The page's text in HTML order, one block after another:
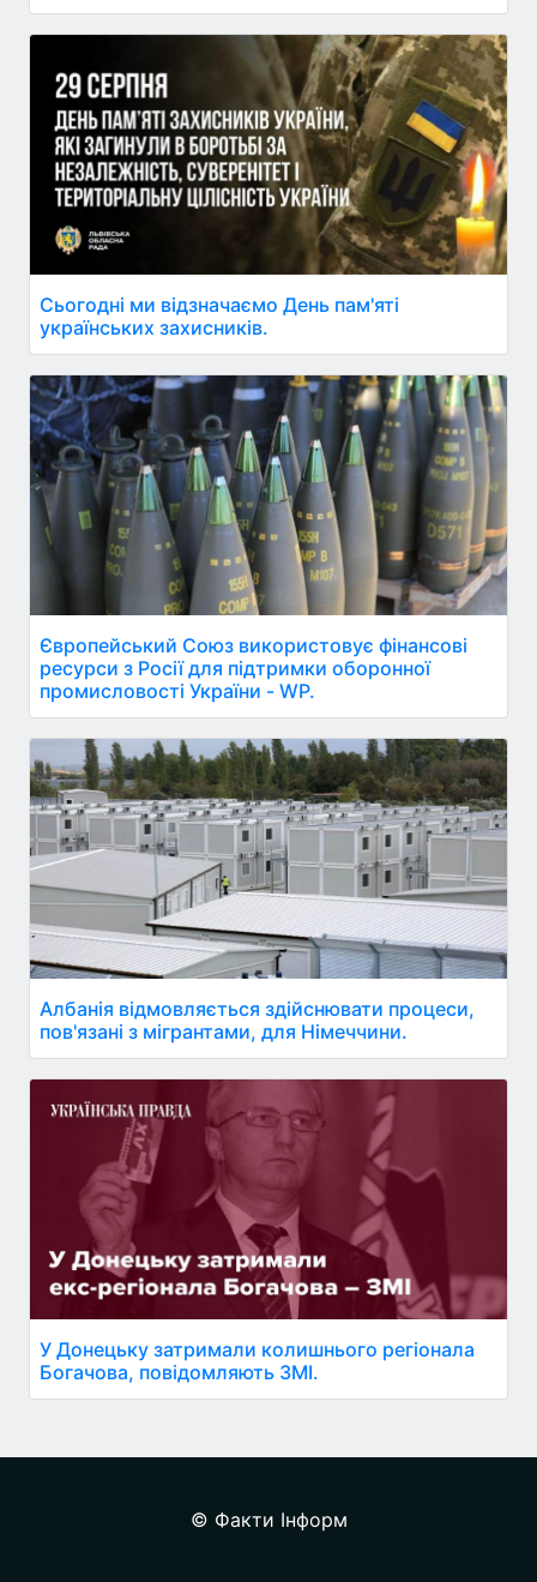
Сьогодні ми відзначаємо День пам'яті
українських захисників.
Європейський Союз використовує фінансові
ресурси з Росії для підтримки оборонної
промисловості України - WP.
Албанія відмовляється здійснювати процеси,
пов'язані з мігрантами, для Німеччини.
У Донецьку затримали колишнього регіонала
Богачова, повідомляють ЗМІ.
© Факти Інформ